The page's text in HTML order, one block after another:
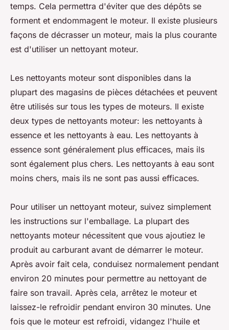
temps. Cela permettra d'éviter que des dépôts se
forment et endommagent le moteur. Il existe plusieurs
façons de décrasser un moteur, mais la plus courante
est d'utiliser un nettoyant moteur.
Les nettoyants moteur sont disponibles dans la
plupart des magasins de pièces détachées et peuvent
être utilisés sur tous les types de moteurs. Il existe
deux types de nettoyants moteur: les nettoyants à
essence et les nettoyants à eau. Les nettoyants à
essence sont généralement plus efficaces, mais ils
sont également plus chers. Les nettoyants à eau sont
moins chers, mais ils ne sont pas aussi efficaces.
Pour utiliser un nettoyant moteur, suivez simplement
les instructions sur l'emballage. La plupart des
nettoyants moteur nécessitent que vous ajoutiez le
produit au carburant avant de démarrer le moteur.
Après avoir fait cela, conduisez normalement pendant
environ 20 minutes pour permettre au nettoyant de
faire son travail. Après cela, arrêtez le moteur et
laissez-le refroidir pendant environ 30 minutes. Une
fois que le moteur est refroidi, vidangez l'huile et